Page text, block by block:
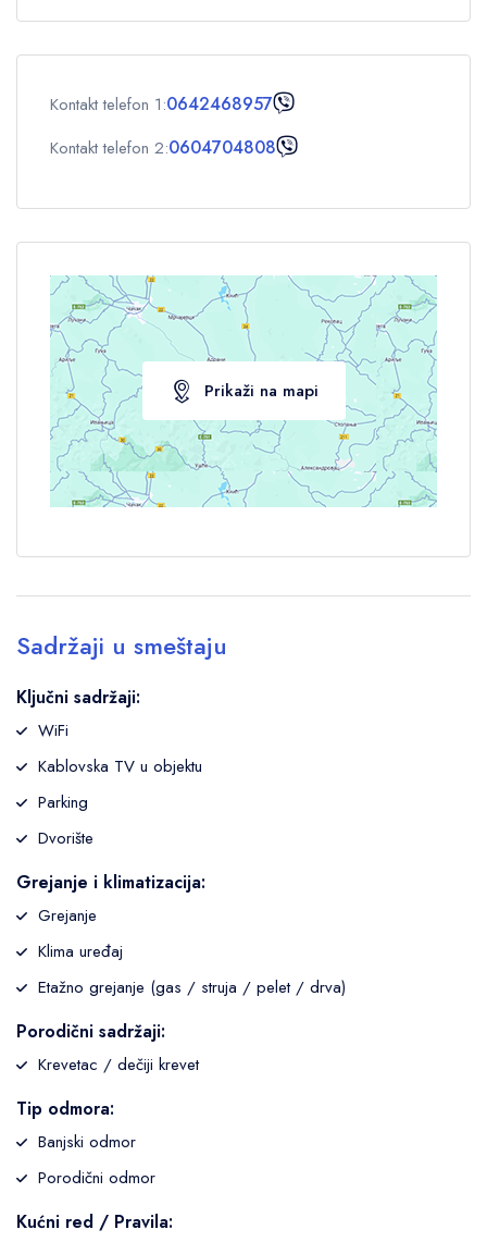
Deca 0
Kontakt telefon 1:0642468957
Kontakt telefon 2:0604704808
Prikaži na mapi
Sadržaji u smeštaju
Ključni sadržaji:
WiFi
Kablovska TV u objektu
Parking
Dvorište
Grejanje i klimatizacija:
Grejanje
Klima uređaj
Etažno grejanje (gas / struja / pelet / drva)
Porodični sadržaji:
Krevetac / dečiji krevet
Tip odmora:
Banjski odmor
Porodični odmor
Kućni red / Pravila: